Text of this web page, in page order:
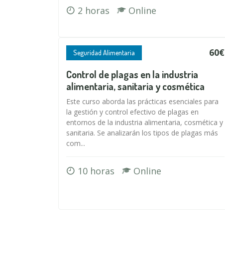
2 horas Online
Seguridad Alimentaria 60€
Control de plagas en la industria
alimentaria, sanitaria y cosmética
Este curso aborda las prácticas esenciales para
la gestión y control efectivo de plagas en
entornos de la industria alimentaria, cosmética y
sanitaria. Se analizarán los tipos de plagas más
com...
10 horas Online